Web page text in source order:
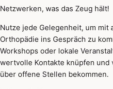
Netzwerken, was das Zeug hält!
Nutze jede Gelegenheit, um mit
Orthopädie ins Gespräch zu
Workshops oder lokale
wertvolle Kontakte knüpfen
über offene Stellen bekommen.